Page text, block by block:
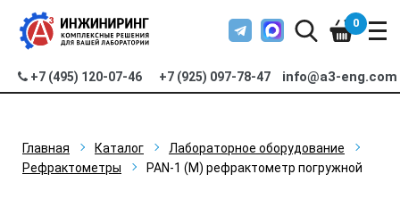
+7 (495) 120-07-46 +7 (925) 097-78-47 info@a3-eng.com
0
Главная Каталог
Лабораторное оборудование
Рефрактометры
PAN-1 (M) рефрактометр погружной